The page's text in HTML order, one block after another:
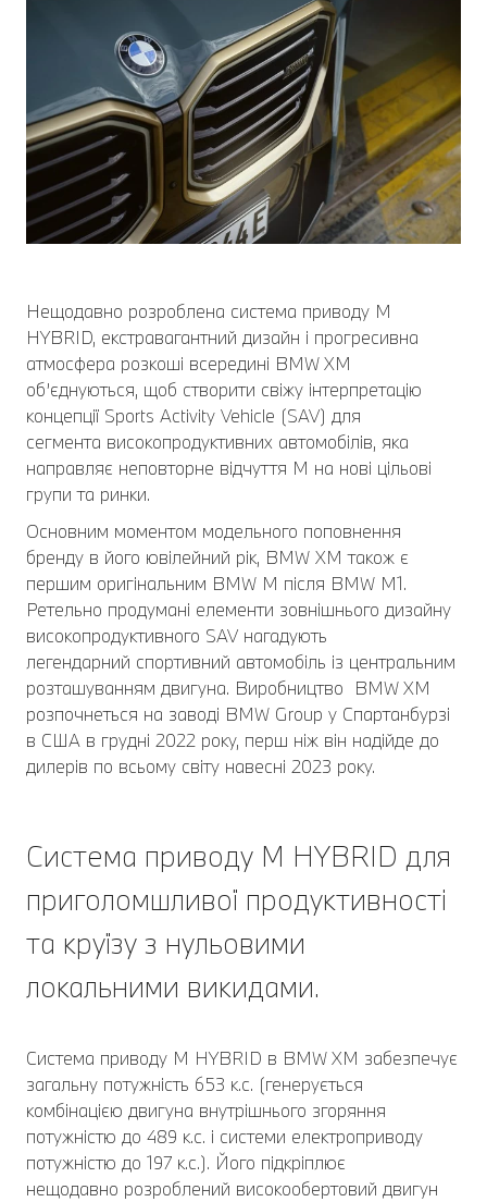
Нещодавно розроблена система приводу M
HYBRID, екстравагантний дизайн і прогресивна
атмосфера розкоші всередині BMW XM
об’єднуються, щоб створити свіжу інтерпретацію
концепції Sports Activity Vehicle (SAV) для
сегмента високопродуктивних автомобілів, яка
направляє неповторне відчуття M на нові цільові
групи та ринки.
Основним моментом модельного поповнення
бренду в його ювілейний рік, BMW XM також є
першим оригінальним BMW M після BMW M1.
Ретельно продумані елементи зовнішнього дизайну
високопродуктивного SAV нагадують
легендарний спортивний автомобіль із центральним
розташуванням двигуна. Виробництво BMW XM
розпочнеться на заводі BMW Group у Спартанбурзі
в США в грудні 2022 року, перш ніж він надійде до
дилерів по всьому світу навесні 2023 року.
Система приводу M HYBRID для
приголомшливої продуктивності
та круїзу з нульовими
локальними викидами.
Система приводу M HYBRID в BMW XM забезпечує
загальну потужність 653 к.с. (генерується
комбінацією двигуна внутрішнього згоряння
потужністю до 489 к.с. і системи електроприводу
потужністю до 197 к.с.). Його підкріплює
нещодавно розроблений високообертовий двигун